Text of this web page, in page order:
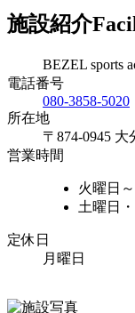
施設紹介
BEZEL sports
電話番号
080-3858-5020
所在地
〒874-0945
営業時間
火曜日
土曜日
定休日
月曜日